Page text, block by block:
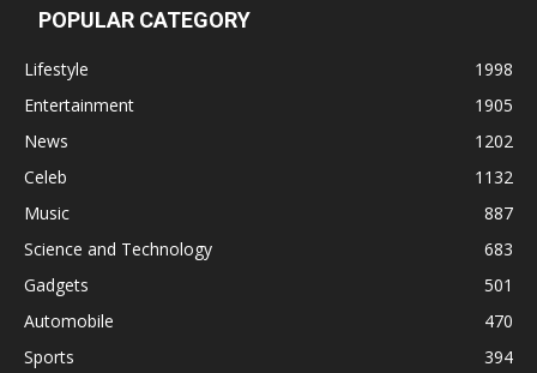
POPULAR CATEGORY
Lifestyle
1998
Entertainment
1905
News
1202
Celeb
1132
Music
887
Science and Technology
683
Gadgets
501
Automobile
470
Sports
394